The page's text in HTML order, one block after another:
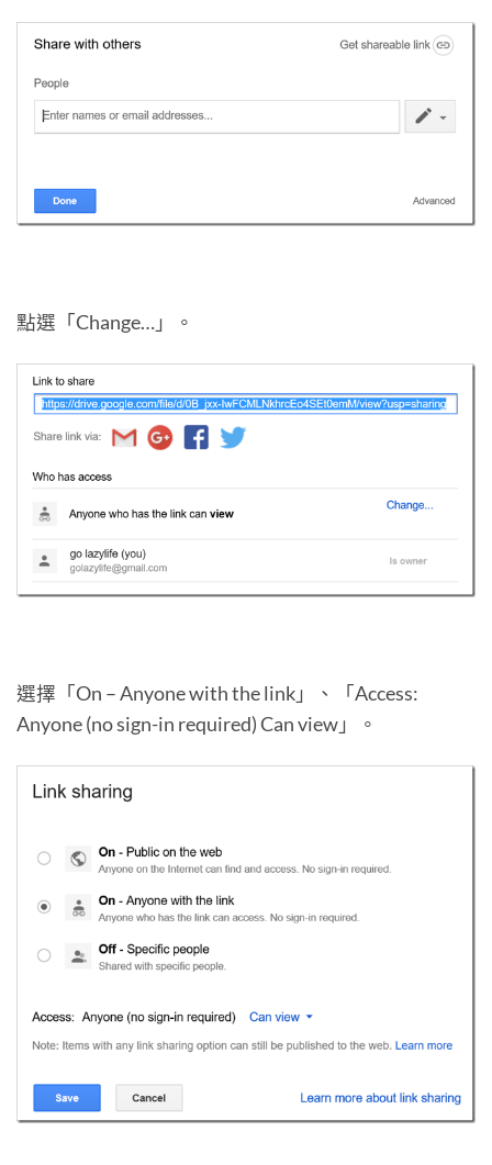
點選「Change…」。
選擇「On – Anyone with the link」、「Access:
Anyone (no sign-in required) Can view」。